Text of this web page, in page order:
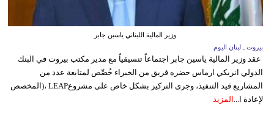
وزير المالية اللبناني ياسين جابر
بيروت ـ لبنان اليوم
عقد وزير المالية ياسين جابر اجتماعاً تنسيقياً مع مدير مكتب بيروت في البنك
الدولي انريكي ارماس حضره فريق من الخبراء خُصِّص لمتابعة عدد من
المشاريع قيد التنفيذ، وجرى التركيز بشكل خاص على مشروعLEAP ،(المخصص
لإعادة ا... المزيد